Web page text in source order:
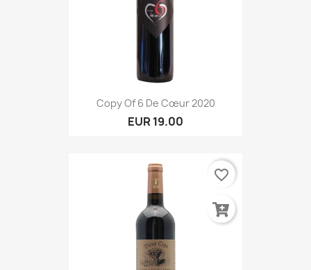
Copy Of 6 De Cœur 2020
EUR 19.00
favorite_border